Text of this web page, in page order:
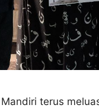
terus